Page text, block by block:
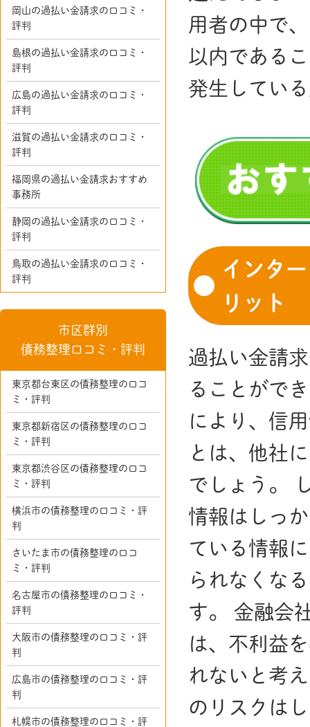
用者の中で
以内である
発生してい
インタ
リット
過払い金請
ることがで
により、信
とは、他社
でしょう。
情報はしっ
ている情報
られなくな
す。 金融会
は、不利益
れないと考
のリスクは
岡山の過払い金請求の口コミ・
評判
島根の過払い金請求の口コミ・
評判
広島の過払い金請求の口コミ・
評判
滋賀の過払い金請求の口コミ・
評判
福岡県の過払い金請求おすすめ
事務所
静岡の過払い金請求の口コミ・
評判
鳥取の過払い金請求の口コミ・
評判
市区群別
債務整理口コミ・評判
東京都台東区の債務整理の口コ
ミ・評判
東京都新宿区の債務整理の口コ
ミ・評判
東京都渋谷区の債務整理の口コ
ミ・評判
横浜市の債務整理の口コミ・評
判
さいたま市の債務整理の口コ
ミ・評判
名古屋市の債務整理の口コミ・
評判
大阪市の債務整理の口コミ・評
判
広島市の債務整理の口コミ・評
判
札幌市の債務整理の口コミ・評